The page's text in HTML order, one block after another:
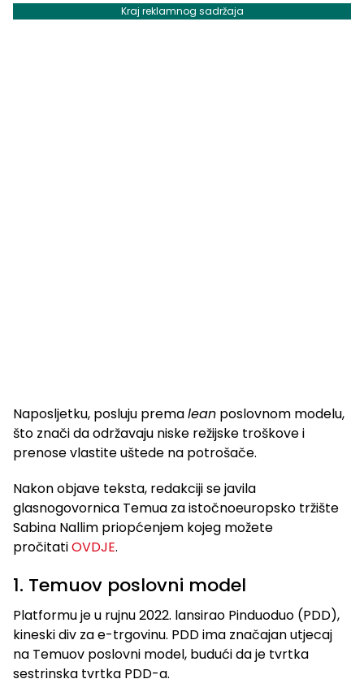
Kraj reklamnog sadržaja
Naposljetku, posluju premalean poslovnom modelu,
što znači da održavaju niske režijske troškove i
prenose vlastite uštede na potrošače.
Nakon objave teksta, redakciji se javila
glasnogovornica Temua za istočnoeuropsko tržište
Sabina Nallim priopćenjem kojeg možete
pročitatiOVDJE.
1. Temuov poslovni model
Platformu je u rujnu 2022. lansirao Pinduoduo (PDD),
kineski div za e-trgovinu. PDD ima značajan utjecaj
na Temuov poslovni model, budući da je tvrtka
sestrinska tvrtka PDD-a.